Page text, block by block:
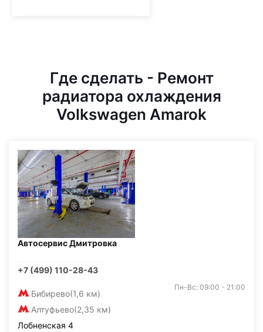
Где сделать - Ремонт
радиатора охлаждения
Volkswagen Amarok
Автосервис Дмитровка
+7 (499) 110-28-43
Бибирево(1,6 км)
Алтуфьево(2,35 км)
Пн-Вс: 09:00 - 21:00
Лобненская 4